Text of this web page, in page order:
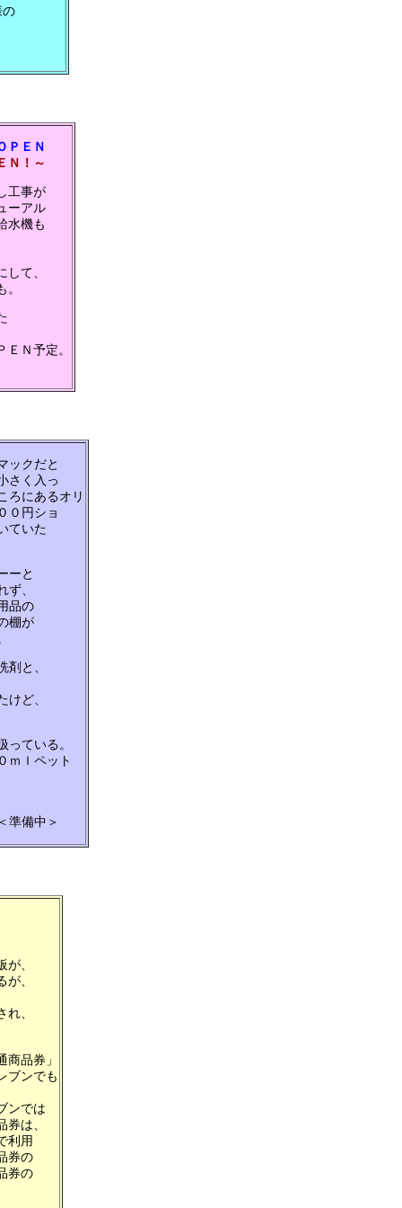
の
ＰＥＮ
Ｎ！～
工事が
ーアル
水機も
て、
Ｎ予定。
ックだと
さく入っ
ろにあるオリ
０円ショ
ていた
ーと
ず、
品の
棚が
剤と、
けど、
っている。
ｍｌペット
準備中＞
、
、
れ、
品券」
ブンでも
ンでは
は、
利用
券の
券の